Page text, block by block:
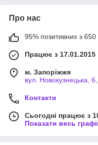
Про нас
95% позитивних з 650
Працює з 17.01.2015
м. Запоріжжя
вул. Новокузнецька,
Контакти
Сьогодні працює з
Показати весь